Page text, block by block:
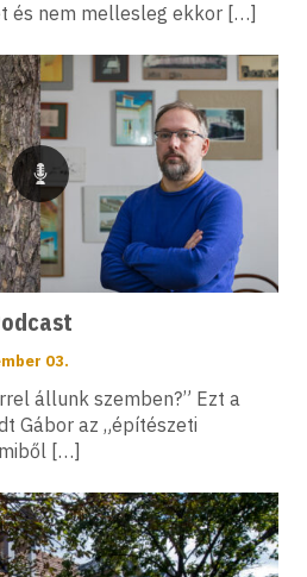
és nem mellesleg ekkor […]
Podcast
03.
állunk szemben?” Ezt a
Gábor az „építészeti
[…]